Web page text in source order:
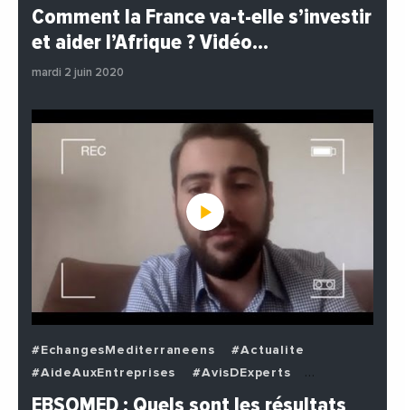
#EchangesMediterraneens
#Economie
#Politique
Comment la France va-t-elle s’investir
et aider l’Afrique ? Vidéo…
mardi 2 juin 2020
#EchangesMediterraneens
#Actualite
#AideAuxEntreprises
#AvisDExperts
#BuzzNews
#Decideurs